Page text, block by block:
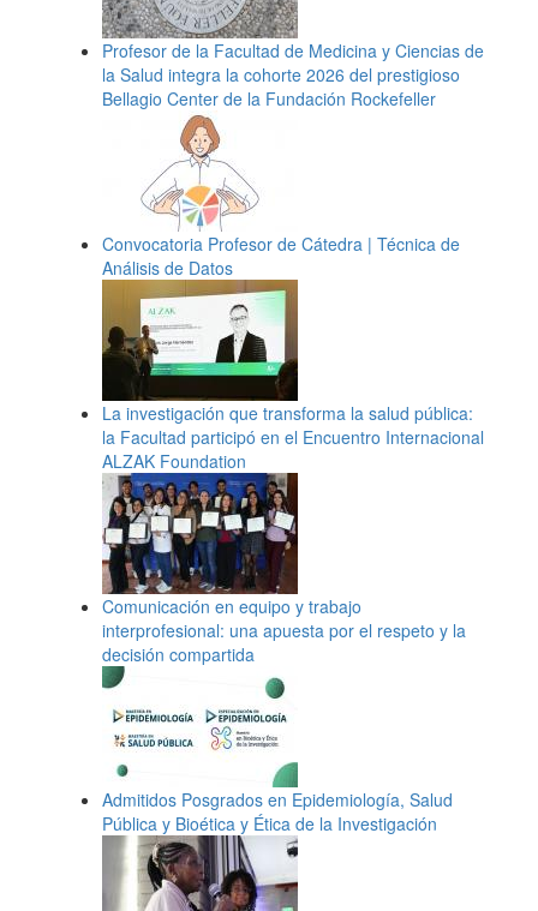
Profesor de la Facultad de Medicina y Ciencias de
la Salud integra la cohorte 2026 del prestigioso
Bellagio Center de la Fundación Rockefeller
Convocatoria Profesor de Cátedra | Técnica de
Análisis de Datos
La investigación que transforma la salud pública:
la Facultad participó en el Encuentro Internacional
ALZAK Foundation
Comunicación en equipo y trabajo
interprofesional: una apuesta por el respeto y la
decisión compartida
Admitidos Posgrados en Epidemiología, Salud
Pública y Bioética y Ética de la Investigación